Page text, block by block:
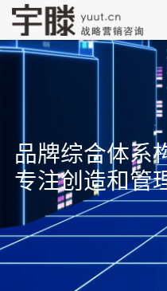
品牌综合体系
专注创造和管